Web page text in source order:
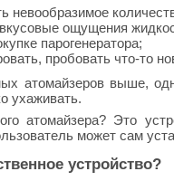
невообразимое
ощущения
парогенератора;
пробовать что-то
атомайзеров выше,
ухаживать.
атомайзера? Это
может сам
устройство?